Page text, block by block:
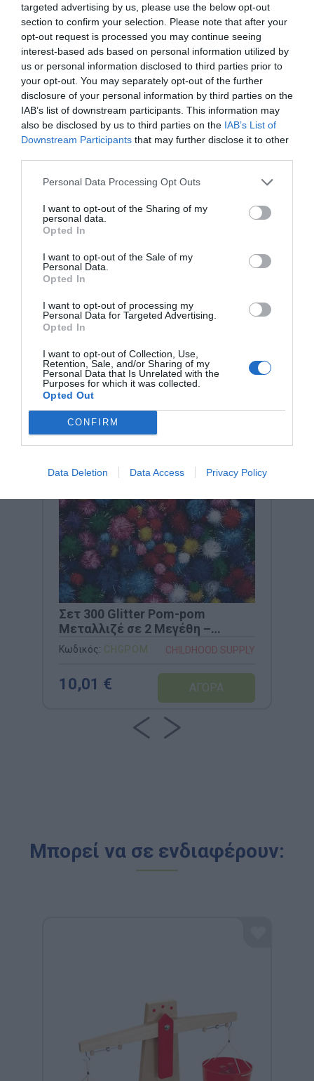
targeted advertising by us, please use the below opt-out
section to confirm your selection. Please note that after your
opt-out request is processed you may continue seeing
interest-based ads based on personal information utilized by
us or personal information disclosed to third parties prior to
your opt-out. You may separately opt-out of the further
disclosure of your personal information by third parties on the
IAB’s list of downstream participants. This information may
also be disclosed by us to third parties on the IAB’s List of
Downstream Participants that may further disclose it to other
Personal Data Processing Opt Outs
I want to opt-out of the Sharing of my
personal data.
Opted In
I want to opt-out of the Sale of my
Personal Data.
Opted In
I want to opt-out of processing my
Personal Data for Targeted Advertising.
Opted In
I want to opt-out of Collection, Use,
Retention, Sale, and/or Sharing of my
Personal Data that Is Unrelated with the
Purposes for which it was collected.
Opted Out
CONFIRM
Data Deletion Data Access Privacy Policy
των παιδιών.
Η Childhood Supply ξεχωρίζει για τη μεγάλη γκάμα
ειδών χειροτεχνίας, η οποία είναι ειδικά μελετημένη
για να πυροδοτεί τηδημιουργικότητακαι να
ενισχύει τις λεπτές κινητικές δεξιότητες. Κάθε
προϊόν ενσωματώνει τη δανέζικη φιλοσοφία για την
ποιότητα και την ασφάλεια, εξασφαλίζοντας ότι τα
παιδιά έχουν πρόσβαση σε υλικά που προάγουν την
εξερεύνηση και την έκφραση. Από τον βασικό
εξοπλισμό τάξης μέχρι τα πιο εξειδικευμένα υλικά
καλλιτεχνικών, η Childhood Supply παραμένει στην
ποιοτική ανατροφή και εκπαίδευση.
Σχετικά προϊόντα
Σετ 300 Glitter Pom-pom
Μεταλλιζέ σε 2 Μεγέθη –
Childhood Supply
Κωδικός: CHGPOM CHILDHOOD SUPPLY
10,01 €
Μπορεί να σε ενδιαφέρουν: